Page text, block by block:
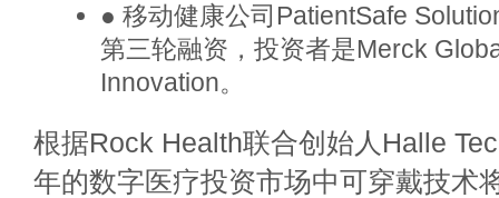
● 移动健康公司PatientSafe
第三轮融资，投资者是Merck
Innovation。
根据Rock Health联合创始人Halle
年的数字医疗投资市场中可穿戴技术